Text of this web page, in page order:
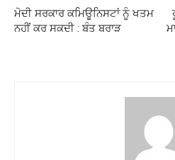
ਮੋਦੀ ਸਰਕਾਰ ਕਮਿਊਨਿਸਟਾਂ ਨੂੰ ਖਤਮ
ਨਹੀਂ ਕਰ ਸਕਦੀ : ਬੰਤ ਬਰਾੜ